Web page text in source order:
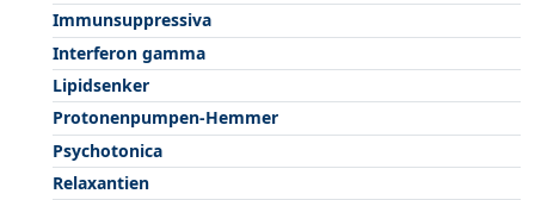
Immunsuppressiva
Interferon gamma
Lipidsenker
Protonenpumpen-Hemmer
Psychotonica
Relaxantien